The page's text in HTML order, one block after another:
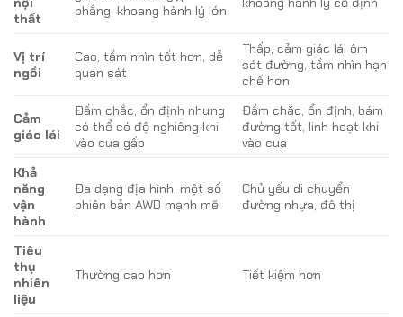
thất
phẳng, khoang hành lý lớn
Vị trí
ngồi
Cao, tầm nhìn tốt hơn, dễ
quan sát
Thấp, cảm giác lái ôm
sát đường, tầm nhìn hạn
chế hơn
Cảm
giác lái
Đầm chắc, ổn định nhưng
có thể có độ nghiêng khi
vào cua gấp
Đầm chắc, ổn định, bám
đường tốt, linh hoạt khi
vào cua
Khả
năng
vận
hành
Đa dạng địa hình, một số
phiên bản AWD mạnh mẽ
Chủ yếu di chuyển
đường nhựa, đô thị
Tiêu
thụ
nhiên
liệu
Thường cao hơn Tiết kiệm hơn